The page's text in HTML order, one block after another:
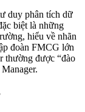
duy phân tích dữ
biệt là những
hiểu về nhãn
đoàn FMCG lớn
được “đào